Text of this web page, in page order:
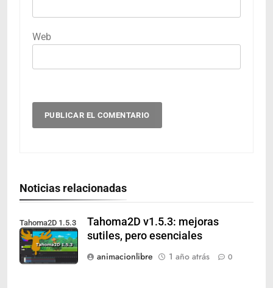
Web
Noticias relacionadas
Tahoma2D 1.5.3
Tahoma2D v1.5.3: mejoras
sutiles, pero esenciales
animacionlibre
1 año atrás 0